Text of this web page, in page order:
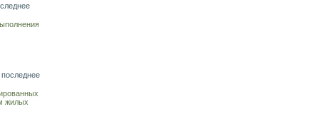
, последнее
жилых